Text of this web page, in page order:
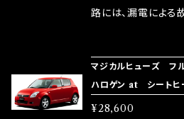
ドリング安定化（静
など、これらの効果
モータースポーツシ
品化を果たしておりま
中に漏電してしまう
ズが、マジカルヒュ
ヒューズの効果 マ
果・接触抵抗低減効
路には、漏電による
路として、各回路へ
しかし、ヒューズに
ます。 1.溶接回路であるため、配線と比較し抵抗
マジカルヒューズ
ハロゲン at シートヒ
F144 26個
¥28,600